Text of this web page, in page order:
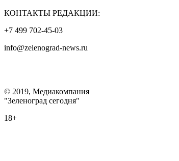
КОНТАКТЫ РЕДАКЦИИ:
+7 499 702-45-03
info@zelenograd-news.ru
© 2019, Медиакомпания
"Зеленоград сегодня"
18+